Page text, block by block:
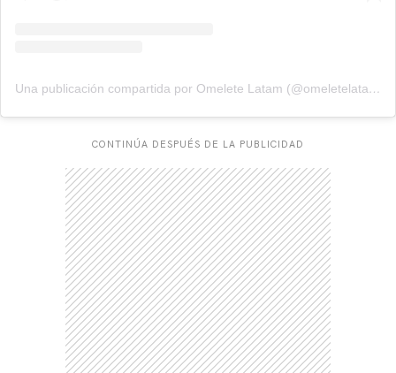
Una publicación compartida por Omelete Latam (@omeletelatam)
CONTINÚA DESPUÉS DE LA PUBLICIDAD